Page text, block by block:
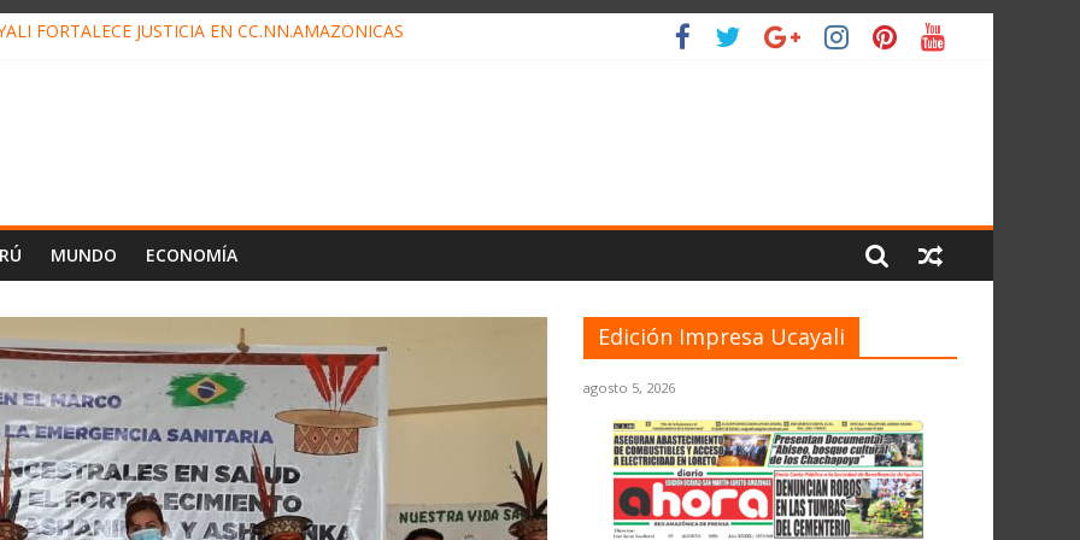
FORTALECE JUSTICIA EN CC.NN.AMAZÓNICAS
MUNDO ECONOMÍA
Edición Impresa Ucayali
agosto 5, 2026